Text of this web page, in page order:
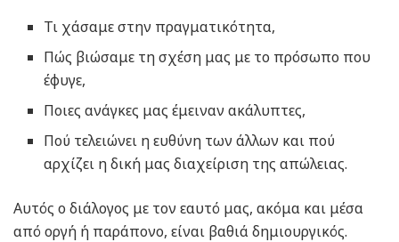
Τι χάσαμε στην πραγματικότητα,
Πώς βιώσαμε τη σχέση μας με το πρόσωπο που
έφυγε,
Ποιες ανάγκες μας έμειναν ακάλυπτες,
Πού τελειώνει η ευθύνη των άλλων και πού
αρχίζει η δική μας διαχείριση της απώλειας.
Αυτός ο διάλογος με τον εαυτό μας, ακόμα και μέσα
από οργή ή παράπονο, είναι βαθιά δημιουργικός.